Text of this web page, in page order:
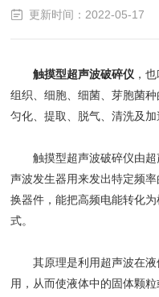
更新时间：2022-05-17
触摸型超声波破碎仪 ，
组织、细胞、细菌、芽胞菌
匀化、提取、脱气、清洗及加
触摸型超声波破碎仪由超
声波发生器用来发出特定频
换器件，能把高频电能转化
式。
其原理是利用超声波在液
用，从而使液体中的固体颗